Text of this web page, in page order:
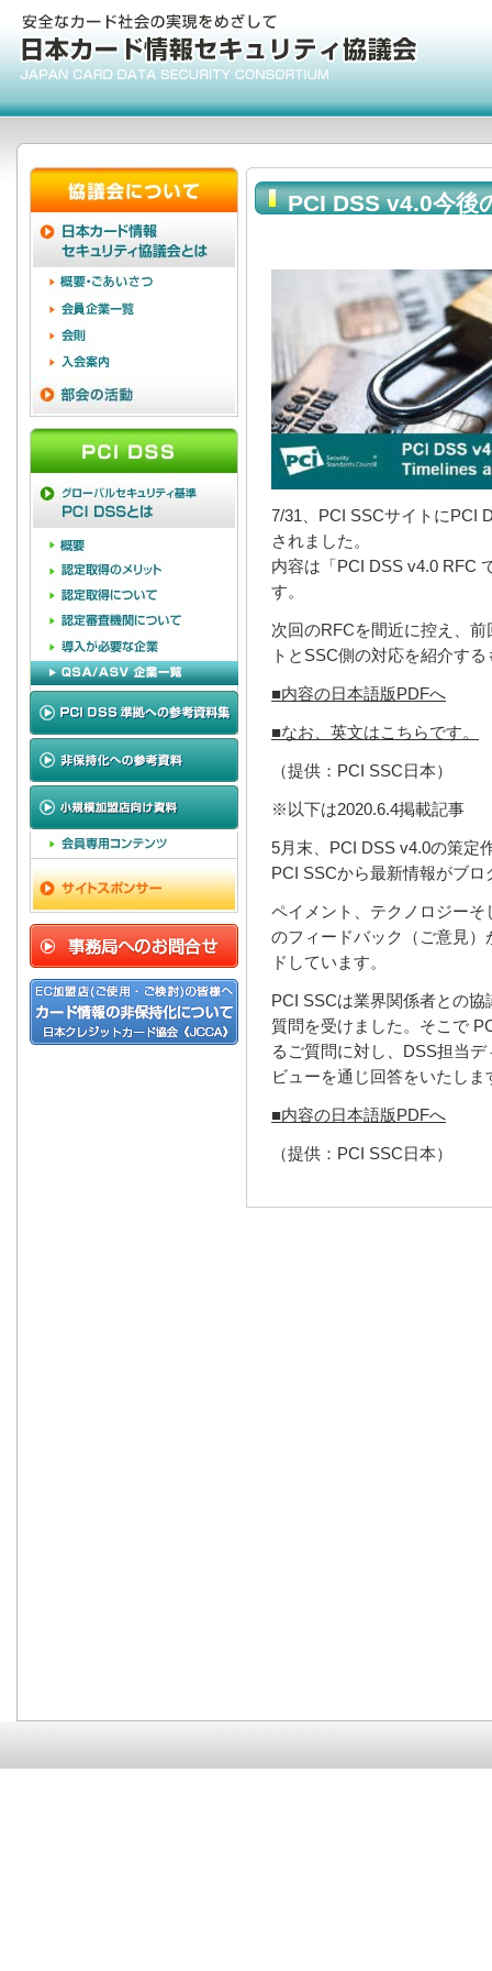
PCI DSS v4.0今後
7/31、PCI SSCサイトにPCI
されました。
内容は「PCI DSS v4.0 RFC
す。
次回のRFCを間近に控え、
トとSSC側の対応を紹介す
■内容の日本語版PDFへ
■なお、英文はこちらです。
（提供：PCI SSC日本）
※以下は2020.6.4掲載記事
5月末、PCI DSS v4.0の策定
PCI SSCから最新情報がブ
ペイメント、テクノロジー
のフィードバック（ご意見
ドしています。
PCI SSCは業界関係者との
質問を受けました。そこで
るご質問に対し、DSS担当
ビューを通じ回答をいたしま
■内容の日本語版PDFへ
（提供：PCI SSC日本）